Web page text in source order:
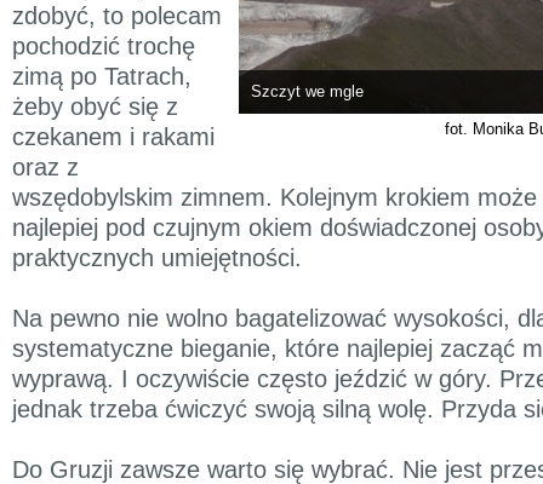
Szczyt we mgle
fot. Monika
zdobyć, to polecam
pochodzić trochę
zimą po Tatrach,
żeby obyć się z
czekanem i rakami
oraz z
wszędobylskim zimnem. Kolejnym krokiem
najlepiej pod czujnym okiem doświadczonej
praktycznych umiejętności.
Na pewno nie wolno bagatelizować wysokości,
systematyczne bieganie, które najlepiej zacząć
wyprawą. I oczywiście często jeździć w góry.
jednak trzeba ćwiczyć swoją silną wolę. Przyda
Do Gruzji zawsze warto się wybrać. Nie jest